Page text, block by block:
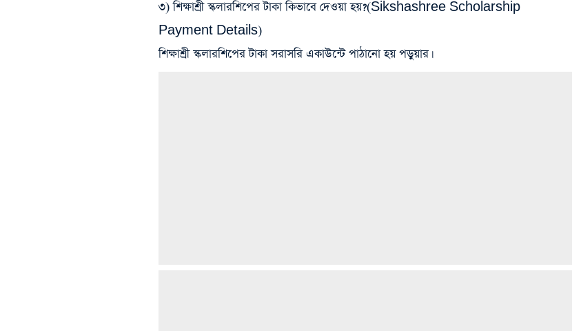
৩) শিক্ষাশ্রী স্কলারশিপের টাকা কিভাবে দেওয়া হয়?(Sikshashree Scholarship
Payment Details)
শিক্ষাশ্রী স্কলারশিপের টাকা সরাসরি একাউন্টে পাঠানো হয় পড়ুয়ার।